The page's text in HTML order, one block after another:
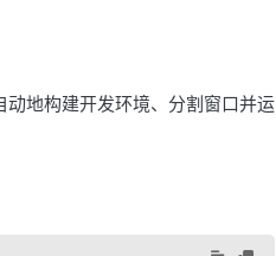
地构建开发环境、分割窗口并运